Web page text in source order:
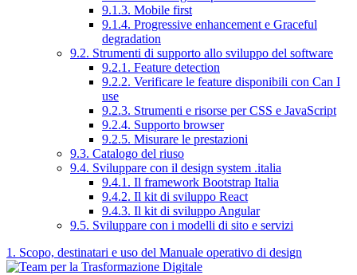
9.1.3. Mobile first
9.1.4. Progressive enhancement e Graceful
degradation
9.2. Strumenti di supporto allo sviluppo del software
9.2.1. Feature detection
9.2.2. Verificare le feature disponibili con Can I
use
9.2.3. Strumenti e risorse per CSS e JavaScript
9.2.4. Supporto browser
9.2.5. Misurare le prestazioni
9.3. Catalogo del riuso
9.4. Sviluppare con il design system .italia
9.4.1. Il framework Bootstrap Italia
9.4.2. Il kit di sviluppo React
9.4.3. Il kit di sviluppo Angular
9.5. Sviluppare con i modelli di sito e servizi
1. Scopo, destinatari e uso del Manuale operativo di design